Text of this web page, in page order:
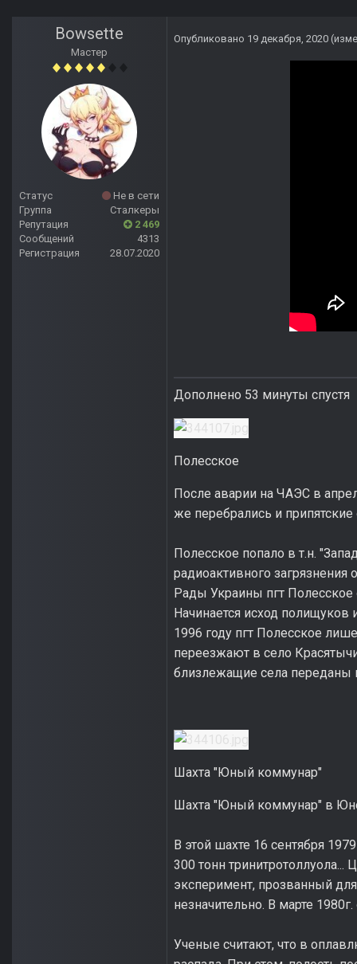
Bowsette
Мастер
Статус
Не в сети
Группа
Сталкеры
Репутация
2 469
Сообщений
4313
Регистрация
28.07.2020
Опубликовано 19 декабря, 2020
Дополнено 53 минуты спустя
Полесское
После аварии на ЧАЭС в
же перебрались и
Полесское попало в т.н.
радиоактивного
Рады Украины пгт Полесское
Начинается исход
1996 году пгт Полесское
переезжают в село
близлежащие села
Шахта "Юный коммунар"
Шахта "Юный коммунар" в
В этой шахте 16 сентября
300 тонн
эксперимент, прозванный
незначительно. В марте
Ученые считают, что в